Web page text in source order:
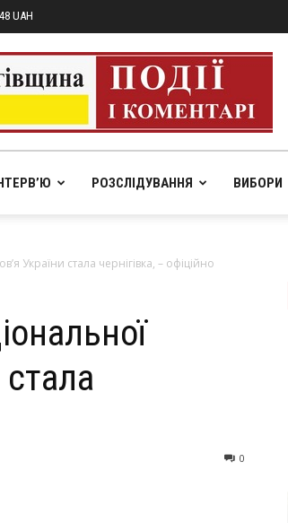
UAH
pik.in.ua
РОЗСЛІДУВАННЯ ВИБОРИ
України стала чернігівка, – офіційно
0